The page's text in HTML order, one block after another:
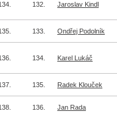
132. Jaroslav Kindl
133. Ondřej Podolník
134. Karel Lukáč
135. Radek Klouček
136. Jan Rada